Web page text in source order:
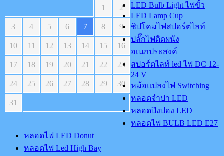
1 2
3 4 5 6 7 8 9
10 11 12 13 14 15 16
17 18 19 20 21 22 23
24 25 26 27 28 29 30
31
LED Bulb Light ไฟขั้ว
LED Lamp Cup
ชิปโคมไฟสปอร์ตไลท์
ปลั๊กไฟติดผนัง
อเนกประสงค์
สปอร์ตไลท์ led ไฟ DC 12-
24 V
หม้อแปลงไฟ Switching
หลอดจำปา LED
หลอดปิงปอง LED
หลอดไฟ BULB LED E27
หลอดไฟ LED Donut
หลอดไฟ Led High Bay